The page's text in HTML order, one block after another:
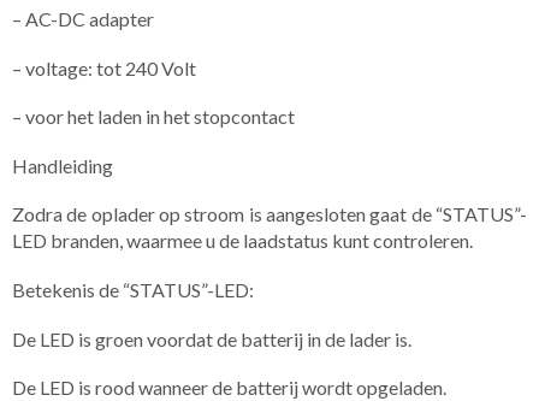
– AC-DC adapter
– voltage: tot 240 Volt
– voor het laden in het stopcontact
Handleiding
Zodra de oplader op stroom is aangesloten gaat de “STATUS”-
LED branden, waarmee u de laadstatus kunt controleren.
Betekenis de “STATUS”-LED:
De LED is groen voordat de batterij in de lader is.
De LED is rood wanneer de batterij wordt opgeladen.